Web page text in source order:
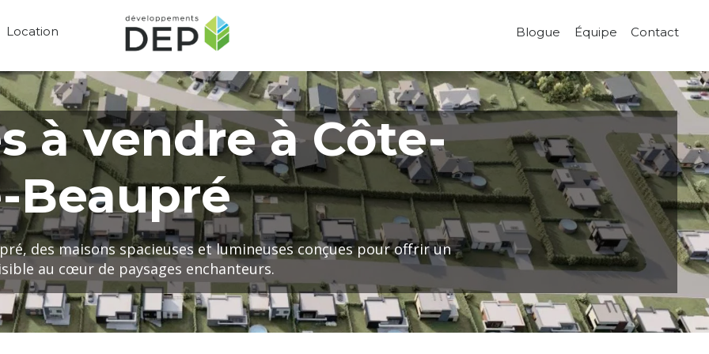
Location Blogue Équipe Contact
à vendre à Côte-
Beaupré
des maisons spacieuses et lumineuses conçues pour offrir un
au cœur de paysages enchanteurs.